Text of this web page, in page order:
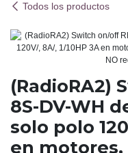
Todos los productos
(RadioRA2)
8S-DV-WH
solo polo
en motores,